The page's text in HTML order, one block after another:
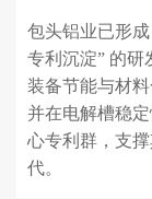
包头铝业已形
专利沉淀” 的研
装备节能与材
并在电解槽稳
心专利群，支
代。